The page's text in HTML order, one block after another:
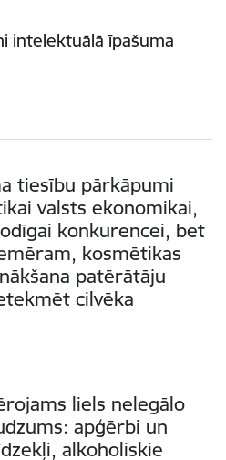
intelektuālā īpašuma
tiesību pārkāpumi
valsts ekonomikai,
konkurencei, bet
kosmētikas
patērātāju
cilvēka
liels nelegālo
apģērbi un
alkoholiskie